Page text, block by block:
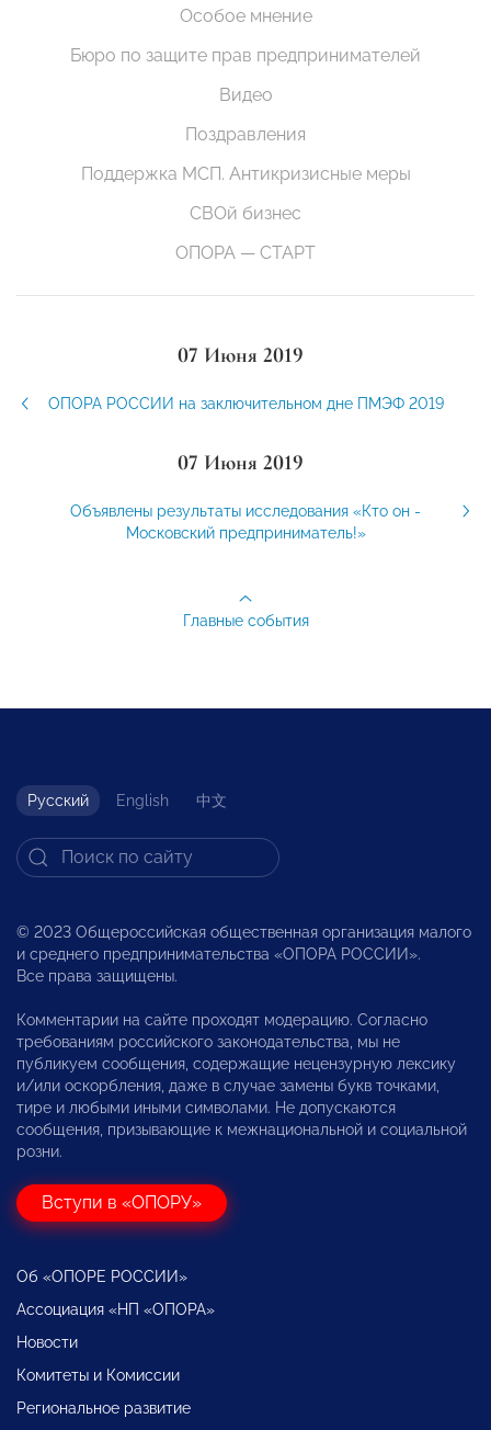
Особое мнение
Бюро по защите прав предпринимателей
Видео
Поздравления
Поддержка МСП. Антикризисные меры
СВОй бизнес
ОПОРА — СТАРТ
07 Июня 2019
ОПОРА РОССИИ на заключительном дне ПМЭФ 2019
07 Июня 2019
Объявлены результаты исследования «Кто он -
Московский предприниматель!»
Главные события
Русский English 中文
© 2023 Общероссийская общественная организация малого
и среднего предпринимательства «ОПОРА РОССИИ».
Все права защищены.
Комментарии на сайте проходят модерацию. Согласно
требованиям российского законодательства, мы не
публикуем сообщения, содержащие нецензурную лексику
и/или оскорбления, даже в случае замены букв точками,
тире и любыми иными символами. Не допускаются
сообщения, призывающие к межнациональной и социальной
розни.
Вступи в «ОПОРУ»
Об «ОПОРЕ РОССИИ»
Ассоциация «НП «ОПОРА»
Новости
Комитеты и Комиссии
Региональное развитие